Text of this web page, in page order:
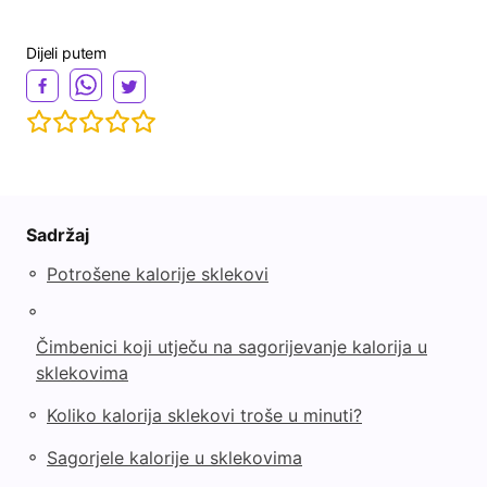
Dijeli putem
Sadržaj
◦ Potrošene kalorije sklekovi
◦
Čimbenici koji utječu na sagorijevanje kalorija u
sklekovima
◦ Koliko kalorija sklekovi troše u minuti?
◦ Sagorjele kalorije u sklekovima